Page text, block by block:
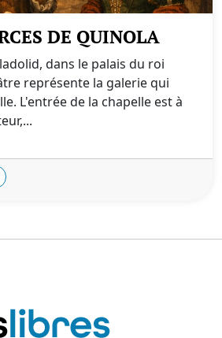
DE QUINOLA
dans le palais du roi
représente la galerie qui
L'entrée de la chapelle est à